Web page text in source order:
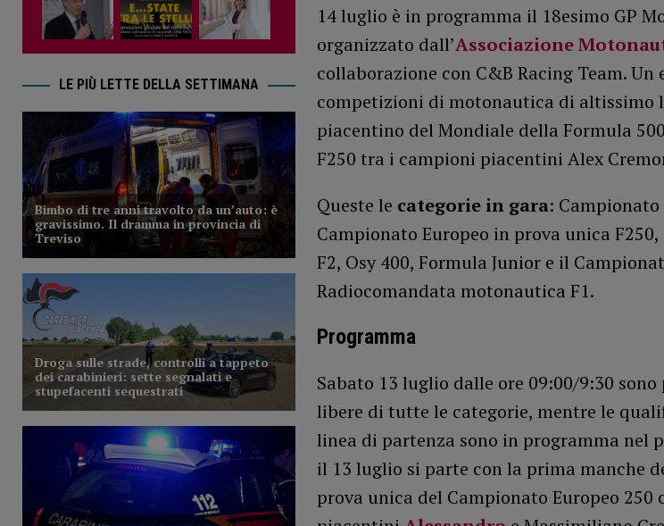
14 luglio è in programma il 18esimo GP
organizzato dall’Associazione
collaborazione con C&B Racing Team. Un
competizioni di motonautica di altissimo
piacentino del Mondiale della Formula
F250 tra i campioni piacentini Alex
Queste le categorie in gara: Campionato
Campionato Europeo in prova unica
F2, Osy 400, Formula Junior e il
Radiocomandata motonautica F1.
Programma
Sabato 13 luglio dalle ore 09:00/9:30
libere di tutte le categorie, mentre le
linea di partenza sono in programma nel
il 13 luglio si parte con la prima manche
prova unica del Campionato Europeo
LE PIÙ LETTE DELLA SETTIMANA